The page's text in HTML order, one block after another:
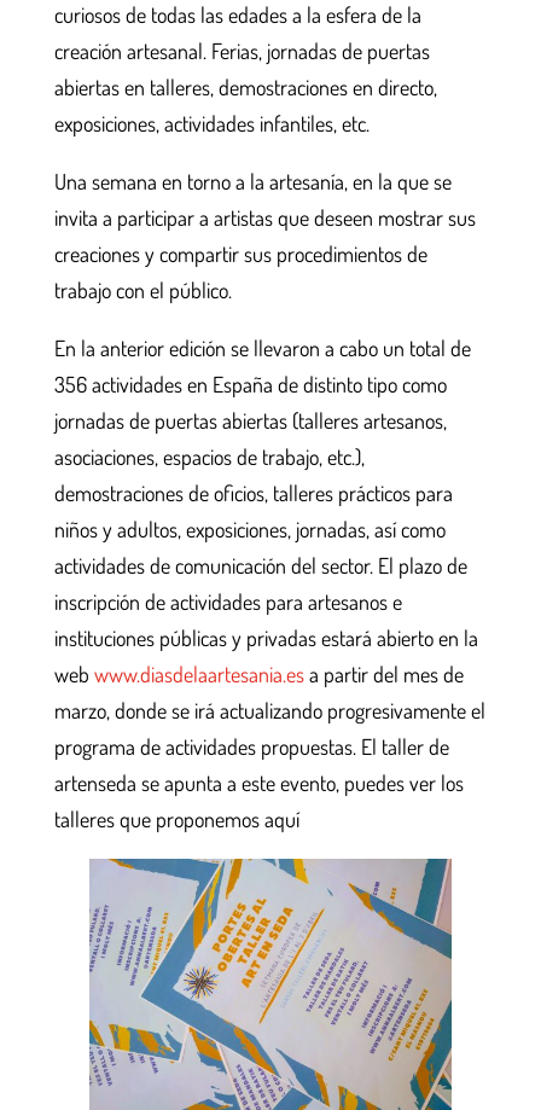
curiosos de todas las edades a la esfera de la
creación artesanal. Ferias, jornadas de puertas
abiertas en talleres, demostraciones en directo,
exposiciones, actividades infantiles, etc.
Una semana en torno a la artesanía, en la que se
invita a participar a artistas que deseen mostrar sus
creaciones y compartir sus procedimientos de
trabajo con el público.
En la anterior edición se llevaron a cabo un total de
356 actividades en España de distinto tipo como
jornadas de puertas abiertas (talleres artesanos,
asociaciones, espacios de trabajo, etc.),
demostraciones de oficios, talleres prácticos para
niños y adultos, exposiciones, jornadas, así como
actividades de comunicación del sector. El plazo de
inscripción de actividades para artesanos e
instituciones públicas y privadas estará abierto en la
web www.diasdelaartesania.esa partir del mes de
marzo, donde se irá actualizando progresivamente el
programa de actividades propuestas. El taller de
artenseda se apunta a este evento, puedes ver los
talleres que proponemos aquí